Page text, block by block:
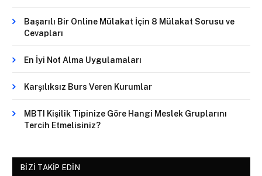
Başarılı Bir Online Mülakat İçin 8 Mülakat Sorusu ve
Cevapları
En İyi Not Alma Uygulamaları
Karşılıksız Burs Veren Kurumlar
MBTI Kişilik Tipinize Göre Hangi Meslek Gruplarını
Tercih Etmelisiniz?
BIZI TAKIP EDIN